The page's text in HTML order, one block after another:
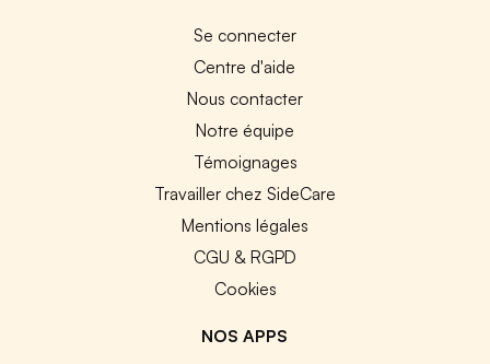
Se connecter
Centre d'aide
Nous contacter
Notre équipe
Témoignages
Travailler chez SideCare
Mentions légales
CGU & RGPD
Cookies
NOS APPS